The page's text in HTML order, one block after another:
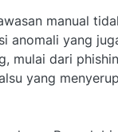
manual
anomali yang
mulai dari
yang